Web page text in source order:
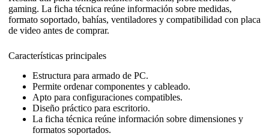
gaming. La ficha técnica reúne información sobre medidas,
formato soportado, bahías, ventiladores y compatibilidad con placa
de video antes de comprar.
Características principales
Estructura para armado de PC.
Permite ordenar componentes y cableado.
Apto para configuraciones compatibles.
Diseño práctico para escritorio.
La ficha técnica reúne información sobre dimensiones y
formatos soportados.